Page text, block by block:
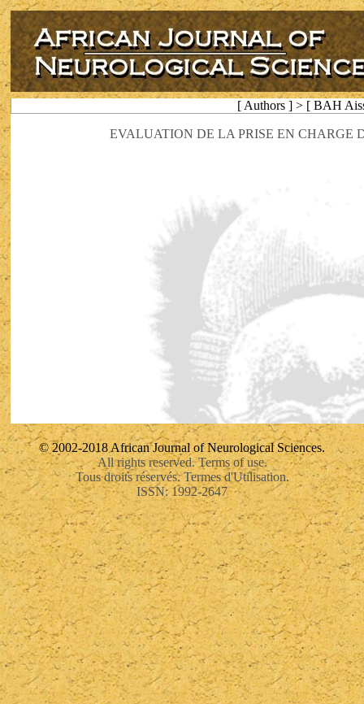
[ Authors ] > [ BAH
EVALUATION DE LA PRISE EN CHARGE
© 2002-2018 African Journal of Neurological Sciences.
All rights reserved. Terms of use.
Tous droits réservés. Termes d'Utilisation.
ISSN: 1992-2647